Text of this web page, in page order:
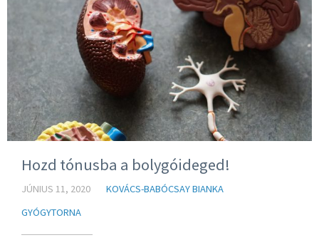
Hozd tónusba a bolygóideged!
JÚNIUS 11, 2020
KOVÁCS-BABÓCSAY BIANKA
GYÓGYTORNA